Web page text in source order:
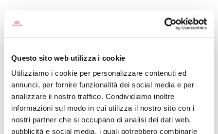
Questo sito web utilizza i cookie
Utilizziamo i cookie per personalizzare contenuti ed
annunci, per fornire funzionalità dei social media e per
analizzare il nostro traffico. Condividiamo inoltre
informazioni sul modo in cui utilizza il nostro sito con i
nostri partner che si occupano di analisi dei dati web,
pubblicità e social media, i quali potrebbero combinarle
SHIPPING ORIGIN STORAGE
This is a product that does not need to be refrigerated and that
products in the same order)
sold and shipped by